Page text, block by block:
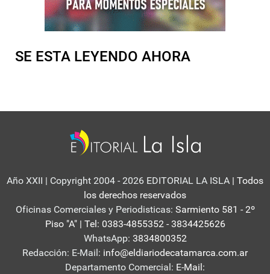
SE ESTA LEYENDO AHORA
Año XXII | Copyright 2004 - 2026 EDITORIAL LA ISLA | Todos
los derechos reservados
Oficinas Comerciales y Periodisticas: Sarmiento 581 - 2º
Piso "A" | Tel: 0383-4855352 - 3834425626
WhatsApp: 3834800352
Redacción: E-Mail: info@eldiariodecatamarca.com.ar
Departamento Comercial: E-Mail: